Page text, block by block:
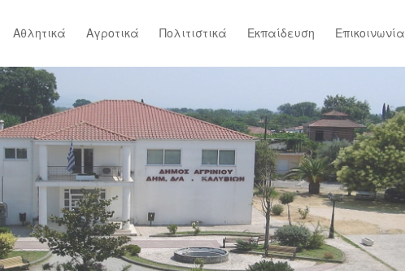
Αθλητικά Αγροτικά Πολιτιστικά Εκπαίδευση Επικοινωνία